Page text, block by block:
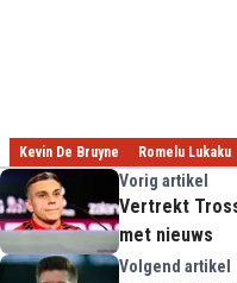
Kevin De Bruyne Romelu Lukaku
Vorig artikel
Vertrekt
met nieuws
Volgend artikel